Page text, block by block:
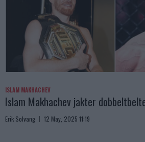
ISLAM MAKHACHEV
Islam Makhachev jakter
Erik Solvang 12 May, 2025 11:19